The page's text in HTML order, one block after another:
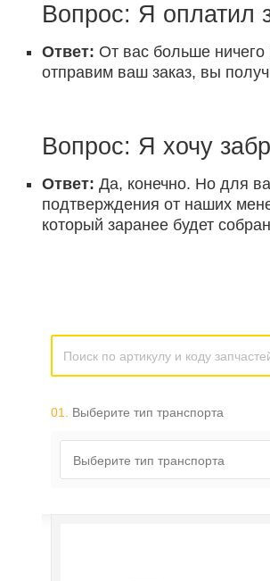
Вопрос: Я оплатил
Ответ: От вас больше ничего
отправим ваш заказ, вы
Вопрос: Я хочу
Ответ: Да, конечно. Но для
подтверждения от наших
который заранее будет
01. Выберите тип транспорта
Выберите тип транспорта